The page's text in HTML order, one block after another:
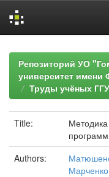
navigationРепозиторий УО
университет
Труды учёных ГГУ
Title:
Authors: